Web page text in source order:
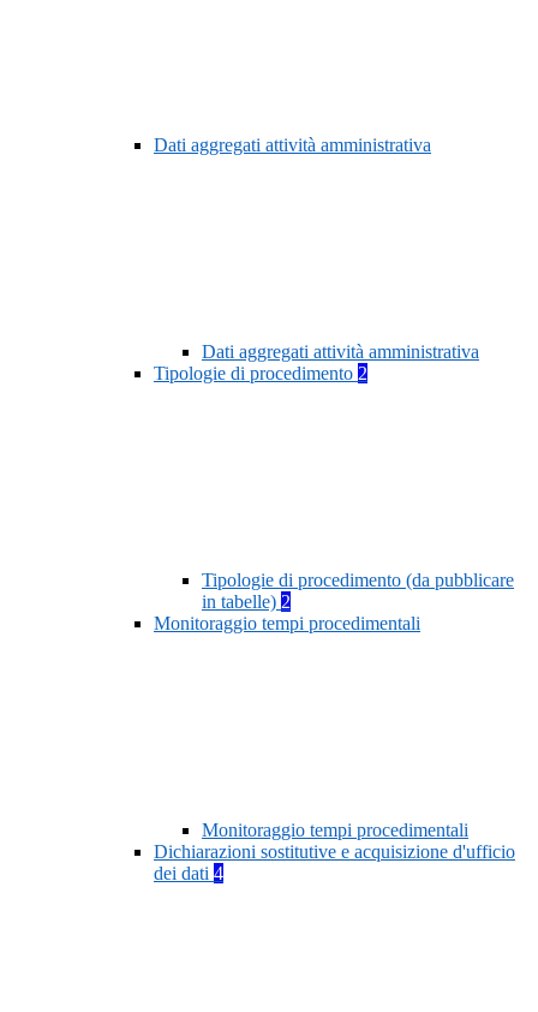
Dati aggregati attività amministrativa
Dati aggregati attività amministrativa
Tipologie di procedimento 2
Tipologie di procedimento (da pubblicare
in tabelle) 2
Monitoraggio tempi procedimentali
Monitoraggio tempi procedimentali
Dichiarazioni sostitutive e acquisizione d'ufficio
dei dati 4